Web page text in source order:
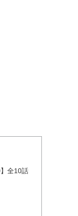
全10話